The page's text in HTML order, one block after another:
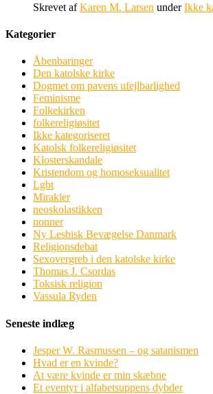
Skrevet afKaren M. Larsen underIkke
Kategorier
Åbenbaringer
Den katolske kirke
Dogmet om pavens ufejlbarlighed
Feminisme
Folkekirken
folkereligiøsitet
Ikke kategoriseret
Katolsk folkereligiøsitet
Klosterskandale
Kristendom og homoseksualitet
Lgbt
Mirakler
neoskolastikken
nonner
Ny Lesbisk Bevægelse Danmark
Religionsdebat
Sexovergreb i den katolske kirke
Thomas J. Csordas
Toksisk religion
Vassula Ryden
Seneste indlæg
Jesper W. Rasmussen – og satanismen
Hvad er en kvinde?
At være kvinde er min skæbne
Et eventyr i alfabetsuppens dybder